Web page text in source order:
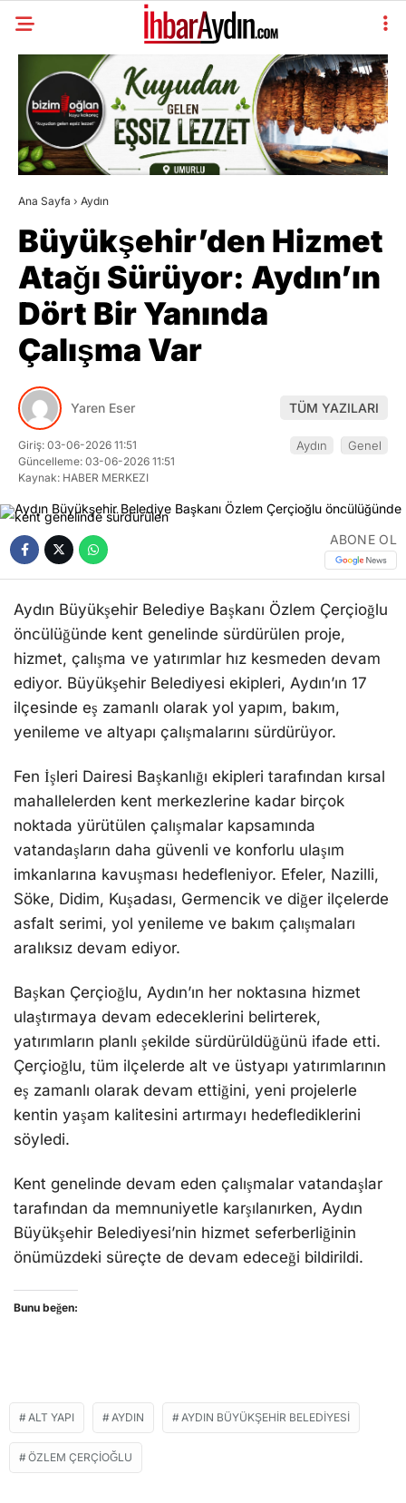
Ana Sayfa › Aydın
Büyükşehir’den Hizmet
Atağı Sürüyor: Aydın’ın
Dört Bir Yanında
Çalışma Var
Yaren Eser TÜM YAZILARI
Giriş: 03-06-2026 11:51
Güncelleme: 03-06-2026 11:51
Kaynak: HABER MERKEZI
Aydın Genel
ABONE OL
Aydın Büyükşehir Belediye Başkanı Özlem Çerçioğlu
öncülüğünde kent genelinde sürdürülen proje,
hizmet, çalışma ve yatırımlar hız kesmeden devam
ediyor. Büyükşehir Belediyesi ekipleri, Aydın’ın 17
ilçesinde eş zamanlı olarak yol yapım, bakım,
yenileme ve altyapı çalışmalarını sürdürüyor.
Fen İşleri Dairesi Başkanlığı ekipleri tarafından kırsal
mahallelerden kent merkezlerine kadar birçok
noktada yürütülen çalışmalar kapsamında
vatandaşların daha güvenli ve konforlu ulaşım
imkanlarına kavuşması hedefleniyor. Efeler, Nazilli,
Söke, Didim, Kuşadası, Germencik ve diğer ilçelerde
asfalt serimi, yol yenileme ve bakım çalışmaları
aralıksız devam ediyor.
Başkan Çerçioğlu, Aydın’ın her noktasına hizmet
ulaştırmaya devam edeceklerini belirterek,
yatırımların planlı şekilde sürdürüldüğünü ifade etti.
Çerçioğlu, tüm ilçelerde alt ve üstyapı yatırımlarının
eş zamanlı olarak devam ettiğini, yeni projelerle
kentin yaşam kalitesini artırmayı hedeflediklerini
söyledi.
Kent genelinde devam eden çalışmalar vatandaşlar
tarafından da memnuniyetle karşılanırken, Aydın
Büyükşehir Belediyesi’nin hizmet seferberliğinin
önümüzdeki süreçte de devam edeceği bildirildi.
Bunu beğen:
ALT YAPI AYDIN AYDIN BÜYÜKŞEHIR BELEDIYESI
ÖZLEM ÇERÇIOĞLU